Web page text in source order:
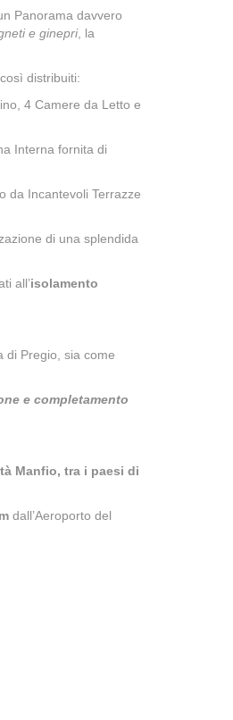
Panorama davvero
e ginepri, la
distribuiti:
4 Camere da Letto e
Interna fornita di
da Incantevoli Terrazze
di una splendida
all’isolamento
di Pregio, sia come
e completamento
Manfio, tra i paesi di
dall’Aeroporto del